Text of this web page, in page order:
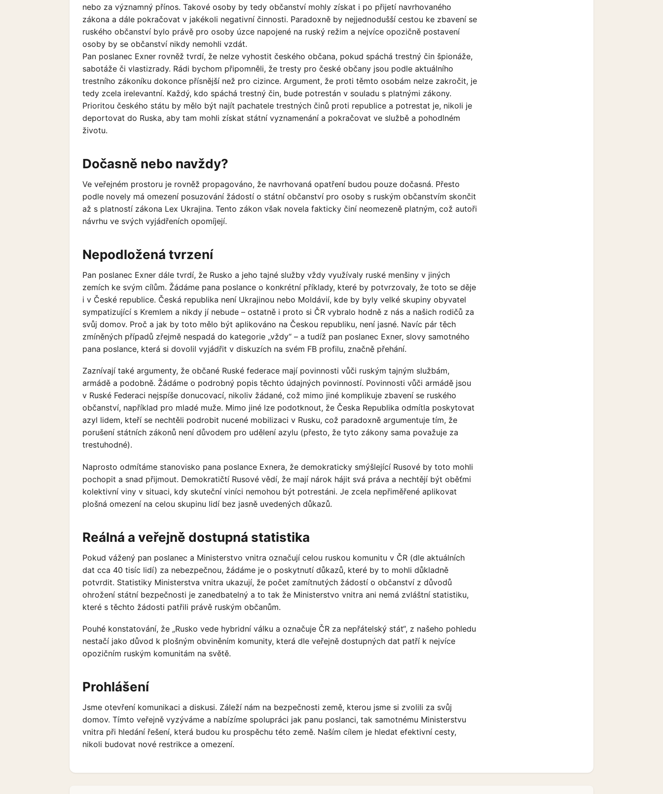
nebo za významný přínos. Takové osoby by tedy občanství mohly získat i po přijetí navrhovaného
zákona a dále pokračovat v jakékoli negativní činnosti. Paradoxně by nejjednodušší cestou ke zbavení se
ruského občanství bylo právě pro osoby úzce napojené na ruský režim a nejvíce opozičně postavení
osoby by se občanství nikdy nemohli vzdát.
Pan poslanec Exner rovněž tvrdí, že nelze vyhostit českého občana, pokud spáchá trestný čin špionáže,
sabotáže či vlastizrady. Rádi bychom připomněli, že tresty pro české občany jsou podle aktuálního
trestního zákoníku dokonce přísnější než pro cizince. Argument, že proti těmto osobám nelze zakročit, je
tedy zcela irelevantní. Každý, kdo spáchá trestný čin, bude potrestán v souladu s platnými zákony.
Prioritou českého státu by mělo být najít pachatele trestných činů proti republice a potrestat je, nikoli je
deportovat do Ruska, aby tam mohli získat státní vyznamenání a pokračovat ve službě a pohodlném
životu.
Dočasně nebo navždy?
Ve veřejném prostoru je rovněž propagováno, že navrhovaná opatření budou pouze dočasná. Přesto
podle novely má omezení posuzování žádostí o státní občanství pro osoby s ruským občanstvím skončit
až s platností zákona Lex Ukrajina. Tento zákon však novela fakticky činí neomezeně platným, což autoři
návrhu ve svých vyjádřeních opomíjejí.
Nepodložená tvrzení
Pan poslanec Exner dále tvrdí, že Rusko a jeho tajné služby vždy využívaly ruské menšiny v jiných
zemích ke svým cílům. Žádáme pana poslance o konkrétní příklady, které by potvrzovaly, že toto se děje
i v České republice. Česká republika není Ukrajinou nebo Moldávií, kde by byly velké skupiny obyvatel
sympatizující s Kremlem a nikdy jí nebude – ostatně i proto si ČR vybralo hodně z nás a našich rodičů za
svůj domov. Proč a jak by toto mělo být aplikováno na Českou republiku, není jasné. Navíc pár těch
zmíněných případů zřejmě nespadá do kategorie „vždy“ – a tudíž pan poslanec Exner, slovy samotného
pana poslance, která si dovolil vyjádřit v diskuzích na svém FB profilu, značně přehání.
Zaznívají také argumenty, že občané Ruské federace mají povinnosti vůči ruským tajným službám,
armádě a podobně. Žádáme o podrobný popis těchto údajných povinností. Povinnosti vůči armádě jsou
v Ruské Federaci nejspíše donucovací, nikoliv žádané, což mimo jiné komplikuje zbavení se ruského
občanství, například pro mladé muže. Mimo jiné lze podotknout, že Česka Republika odmítla poskytovat
azyl lidem, kteří se nechtěli podrobit nucené mobilizaci v Rusku, což paradoxně argumentuje tím, že
porušení státních zákonů není důvodem pro udělení azylu (přesto, že tyto zákony sama považuje za
trestuhodné).
Naprosto odmítáme stanovisko pana poslance Exnera, že demokraticky smýšlející Rusové by toto mohli
pochopit a snad přijmout. Demokratičtí Rusové vědí, že mají nárok hájit svá práva a nechtějí být oběťmi
kolektivní viny v situaci, kdy skuteční viníci nemohou být potrestáni. Je zcela nepřiměřené aplikovat
plošná omezení na celou skupinu lidí bez jasně uvedených důkazů.
Reálná a veřejně dostupná statistika
Pokud vážený pan poslanec a Ministerstvo vnitra označují celou ruskou komunitu v ČR (dle aktuálních
dat cca 40 tisíc lidí) za nebezpečnou, žádáme je o poskytnutí důkazů, které by to mohli důkladně
potvrdit. Statistiky Ministerstva vnitra ukazují, že počet zamítnutých žádostí o občanství z důvodů
ohrožení státní bezpečnosti je zanedbatelný a to tak že Ministerstvo vnitra ani nemá zvláštní statistiku,
které s těchto žádosti patřili právě ruským občanům.
Pouhé konstatování, že „Rusko vede hybridní válku a označuje ČR za nepřátelský stát“, z našeho pohledu
nestačí jako důvod k plošným obviněním komunity, která dle veřejně dostupných dat patří k nejvíce
opozičním ruským komunitám na světě.
Prohlášení
Jsme otevření komunikaci a diskusi. Záleží nám na bezpečnosti země, kterou jsme si zvolili za svůj
domov. Tímto veřejně vyzýváme a nabízíme spolupráci jak panu poslanci, tak samotnému Ministerstvu
vnitra při hledání řešení, která budou ku prospěchu této země. Naším cílem je hledat efektivní cesty,
nikoli budovat nové restrikce a omezení.